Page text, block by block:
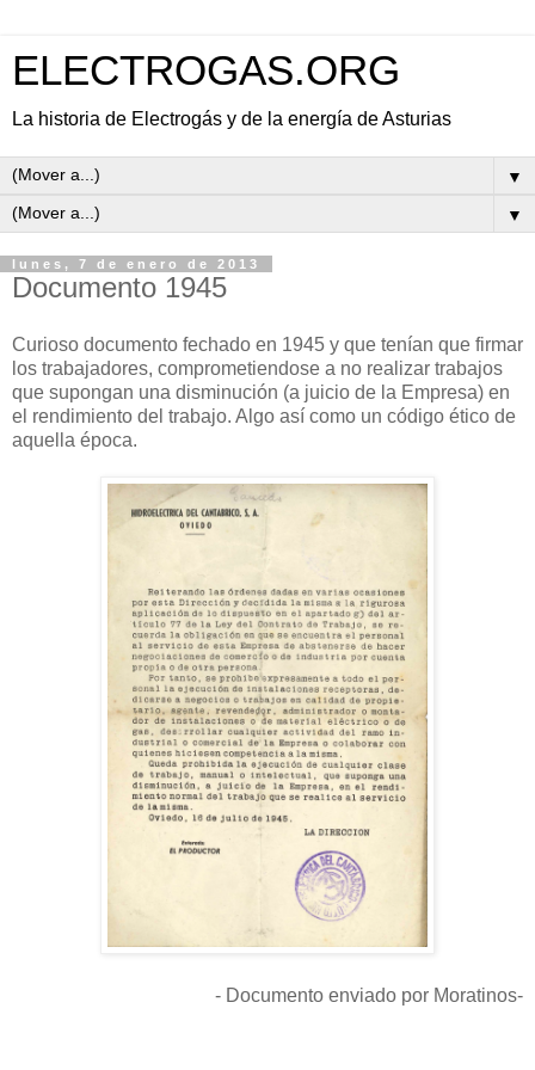
ELECTROGAS.ORG
La historia de Electrogás y de la energía de Asturias
▼
▼
lunes, 7 de enero de 2013
Documento 1945
Curioso documento fechado en 1945 y que tenían que firmar
los trabajadores, comprometiendose a no realizar trabajos
que supongan una disminución (a juicio de la Empresa) en
el rendimiento del trabajo. Algo así como un código ético de
aquella época.
- Documento enviado por Moratinos-